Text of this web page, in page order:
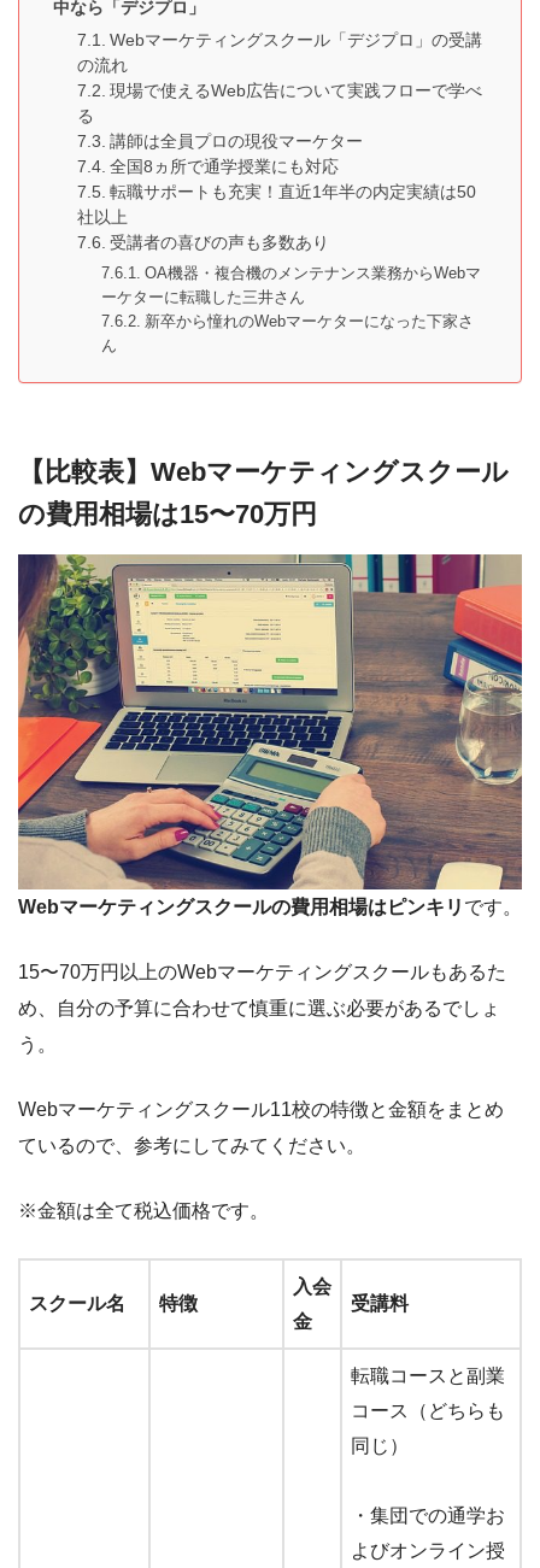
中なら「デジプロ」
Webマーケティングスクール「デジプロ」の受講
の流れ
現場で使えるWeb広告について実践フローで学べ
る
講師は全員プロの現役マーケター
全国8ヵ所で通学授業にも対応
転職サポートも充実！直近1年半の内定実績は50
社以上
受講者の喜びの声も多数あり
OA機器・複合機のメンテナンス業務からWebマ
ーケターに転職した三井さん
新卒から憧れのWebマーケターになった下家さ
ん
【比較表】Webマーケティングスクール
の費用相場は15〜70万円
Webマーケティングスクールの費用相場はピンキリ です。
15〜70万円以上のWebマーケティングスクールもあるた
め、自分の予算に合わせて慎重に選ぶ必要があるでしょ
う。
Webマーケティングスクール11校の特徴と金額をまとめ
ているので、参考にしてみてください。
※金額は全て税込価格です。
スクール名 特徴
入会
金
受講料
転職コースと副業
コース（どちらも
同じ）
・集団での通学お
よびオンライン授